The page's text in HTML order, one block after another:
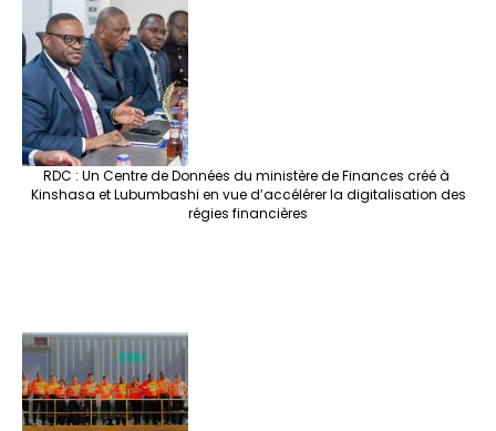
RDC : Un Centre de Données du ministère de Finances créé à
Kinshasa et Lubumbashi en vue d’accélérer la digitalisation des
régies financières